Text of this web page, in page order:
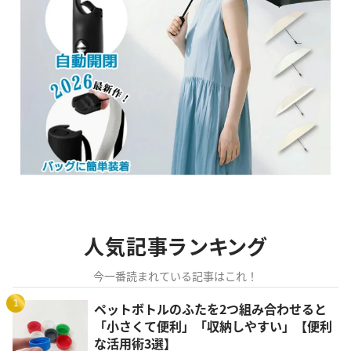
人気記事ランキング
今一番読まれている記事はこれ！
1
ペットボトルのふたを2つ組み合わせると
「小さくて便利」「収納しやすい」【便利
な活用術3選】